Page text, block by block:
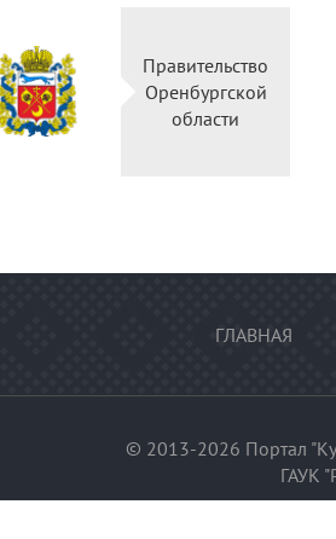
Правительство
Оренбургской
области
ГЛАВНАЯ
© 2013-2026 Портал
ГАУК